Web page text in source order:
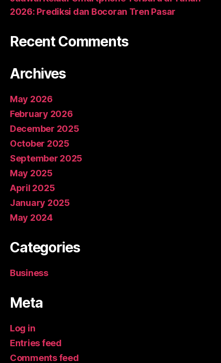
2026: Prediksi dan Bocoran Tren Pasar
Recent Comments
Archives
May 2026
February 2026
December 2025
October 2025
September 2025
May 2025
April 2025
January 2025
May 2024
Categories
Business
Meta
Log in
Entries feed
Comments feed